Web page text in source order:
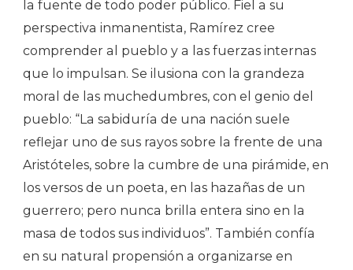
la fuente de todo poder público. Fiel a su
perspectiva inmanentista, Ramírez cree
comprender al pueblo y a las fuerzas internas
que lo impulsan. Se ilusiona con la grandeza
moral de las muchedumbres, con el genio del
pueblo: “La sabiduría de una nación suele
reflejar uno de sus rayos sobre la frente de una
Aristóteles, sobre la cumbre de una pirámide, en
los versos de un poeta, en las hazañas de un
guerrero; pero nunca brilla entera sino en la
masa de todos sus individuos”. También confía
en su natural propensión a organizarse en